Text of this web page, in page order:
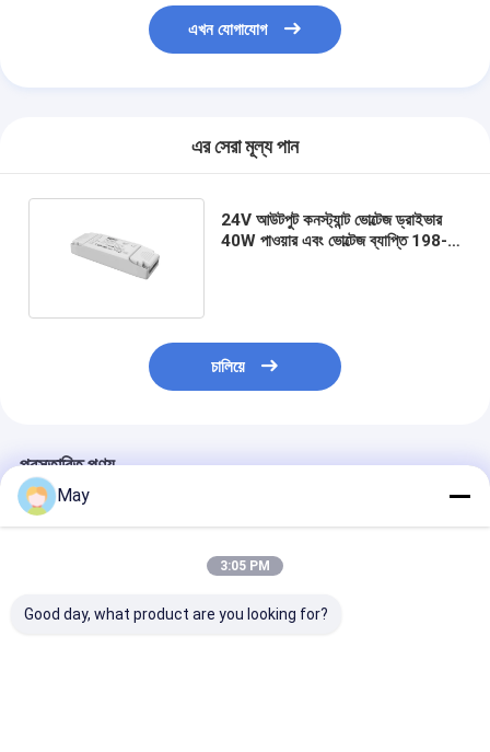
এখন যোগাযোগ
এর সেরা মূল্য পান
24V আউটপুট কনস্ট্যান্ট ভোল্টেজ ড্রাইভার
40W পাওয়ার এবং ভোল্টেজ ব্যাপ্তি 198-
চালিয়ে
প্রস্তাবিত পণ্য
May
3:05 PM
Good day, what product are you looking for?